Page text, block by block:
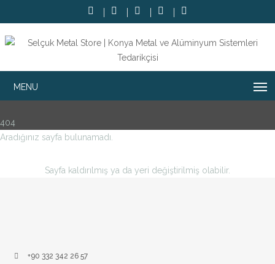
404
Aradığınız sayfa bulunamadı.
Sayfa kaldırılmış ya da yeri değiştirilmiş olabilir.
+90 332 342 26 57